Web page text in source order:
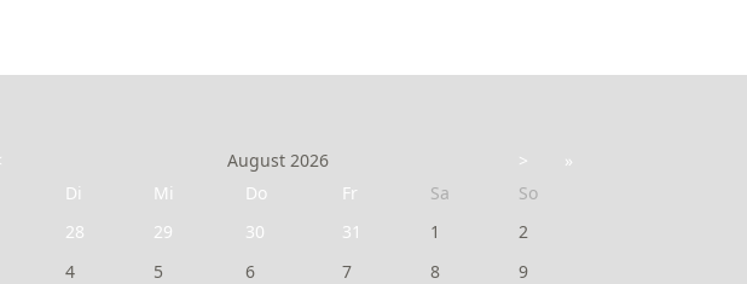
August 2026 >
»
Di Mi Do Fr Sa
So
28 29 30 31 1
2
4 5 6 7 8
9